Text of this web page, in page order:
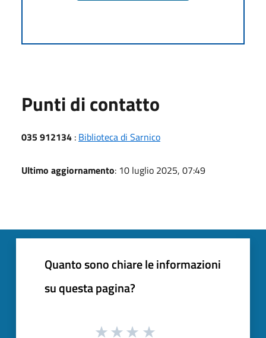
Punti di contatto
035 912134 : Biblioteca di Sarnico
Ultimo aggiornamento: 10 luglio 2025, 07:49
Quanto sono chiare le informazioni
su questa pagina?